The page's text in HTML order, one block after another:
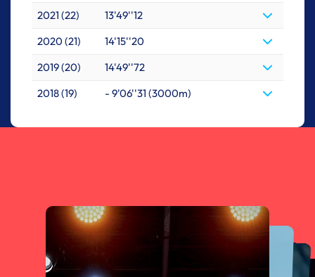
2021 (22)
13'49''12
2020 (21)
14'15''20
2019 (20)
14'49''72
2018 (19)
- 9'06''31 (3000m)